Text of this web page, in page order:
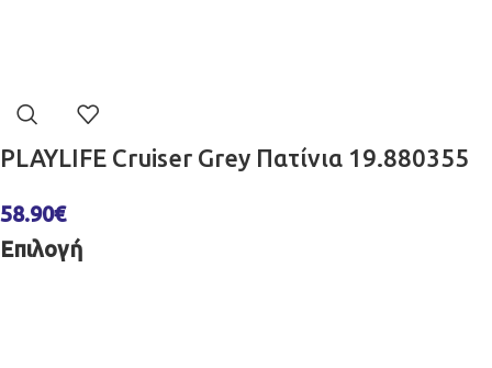
PLAYLIFE Cruiser Grey Πατίνια 19.880355
58.90€
Επιλογή